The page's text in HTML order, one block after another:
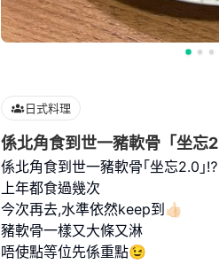
日式料理
係北角食到世一豬軟骨「坐忘
係北角食到世一豬軟骨｢坐忘2.0｣⁉️
上年都食過幾次
今次再去,水準依然keep到👍🏻
豬軟骨一樣又大條又淋
唔使點等位先係重點😉